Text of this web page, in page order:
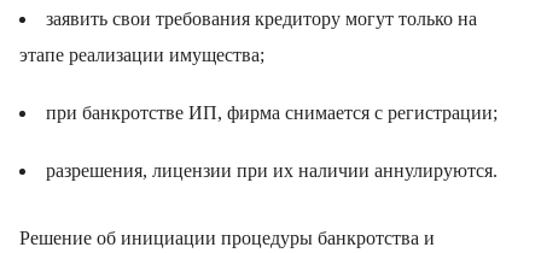
заявить свои требования кредитору могут только на
этапе реализации имущества;
при банкротстве ИП, фирма снимается с регистрации;
разрешения, лицензии при их наличии аннулируются.
Решение об инициации процедуры банкротства и